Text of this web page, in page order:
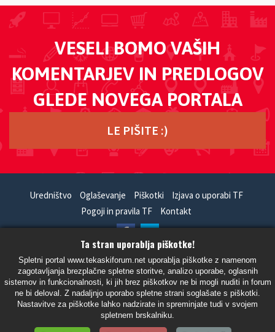
VESELI BOMO VAŠIH
KOMENTARJEV IN PREDLOGOV
GLEDE NOVEGA PORTALA
LE PIŠITE :)
Uredništvo Oglaševanje Piškotki
Izjava o uporabi TF
Pogoji in pravila TF
Kontakt
HandCrafted With - Powered By
- Vsi časi so UTC+02:00 Evropa/Ljubljana -
Ta stran uporablja piškotke!
Spletni portal www.tekaskiforum.net uporablja piškotke z namenom
zagotavljanja brezplačne spletne storitve, analizo uporabe, oglasnih
sistemov in funkcionalnosti, ki jih brez piškotkov ne bi mogli nuditi in forum
ne bi deloval. Z nadaljnjo uporabo spletne strani soglašate s piškotki.
Nastavitve za piškotke lahko nadzirate in spreminjate tudi v svojem
spletnem brskalniku.